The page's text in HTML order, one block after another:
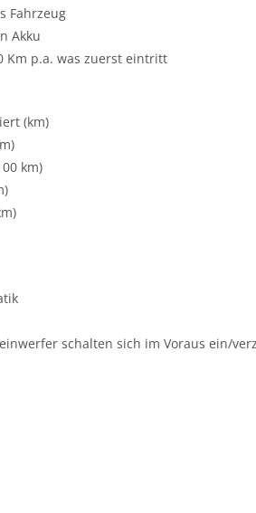
Fahrzeug
Akku
Km p.a. was zuerst eintritt
(km)
km)
schalten sich im Voraus ein/